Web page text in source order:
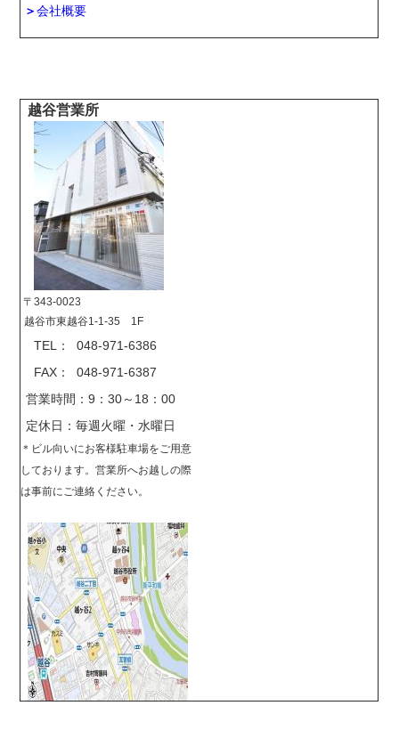
＞会社概要
越谷営業所
〒343-0023
越谷市東越谷1-1-35 1F
TEL： 048-971-6386
FAX： 048-971-6387
営業時間：9：30～18：00
定休日：毎週火曜・水曜日
＊ ビル向いにお客様駐車場をご用意
しております。営業所へお越しの際
は事前に ご連絡ください。